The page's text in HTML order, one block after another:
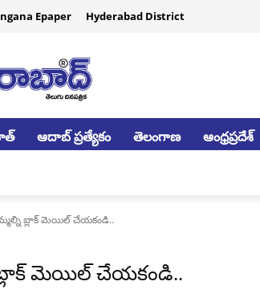
Epaper Hyderabad District
ఆదాబ్ ప్రత్యేకం తెలంగాణ ఆంధ్రప్రదేశ్
బ్లాక్ మెయిల్ చేయకండి..
బ్లాక్ మెయిల్ చేయకండి..